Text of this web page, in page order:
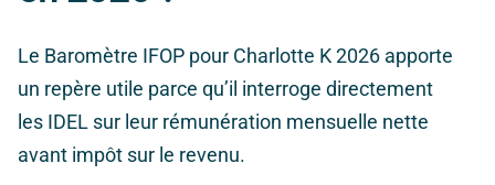
Le Baromètre IFOP pour Charlotte K 2026 apporte
un repère utile parce qu’il interroge directement
les IDEL sur leur rémunération mensuelle nette
avant impôt sur le revenu.